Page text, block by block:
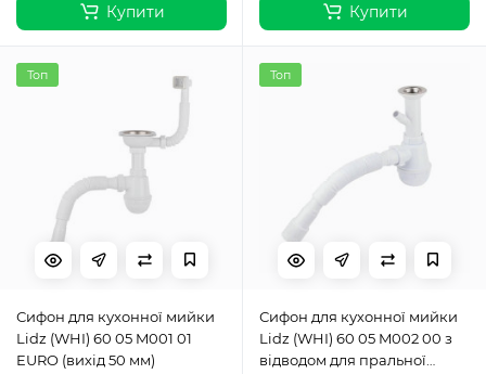
Купити Купити
Топ
Сифон для кухонної мийки
Lidz (WHI) 60 05 M001 01
EURO (вихід 50 мм)
Топ
Сифон для кухонної мийки
Lidz (WHI) 60 05 M002 00 з
відводом для пральної